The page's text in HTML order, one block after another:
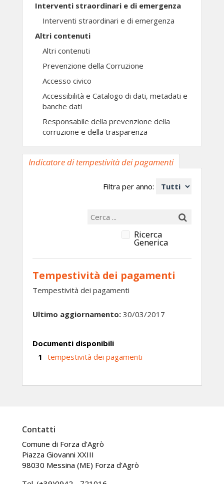
Interventi straordinari e di emergenza
Interventi straordinari e di emergenza
Altri contenuti
Altri contenuti
Prevenzione della Corruzione
Accesso civico
Accessibilità e Catalogo di dati, metadati e
banche dati
Responsabile della prevenzione della
corruzione e della trasparenza
Indicatore di tempestività dei pagamenti
Filtra per anno:
Ricerca
Generica
Tempestività dei pagamenti
Tempestività dei pagamenti
Ultimo aggiornamento: 30/03/2017
Documenti disponibili
tempestività dei pagamenti
Contatti
Comune di Forza d'Agrò
Piazza Giovanni XXIII
98030 Messina (ME) Forza d'Agrò